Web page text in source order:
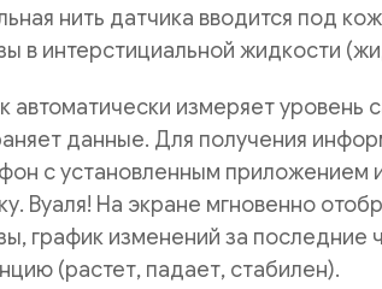
нить датчика вводится под
в интерстициальной жидкости
автоматически измеряет уровень
данные. Для получения
с установленным приложением
Вуаля! На экране мгновенно
график изменений за последние
(растет, падает, стабилен).